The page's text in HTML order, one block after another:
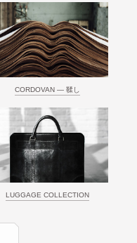
CORDOVAN ― 鞣し
LUGGAGE COLLECTION